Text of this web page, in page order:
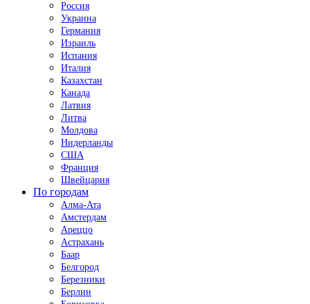
Россия
Украина
Германия
Израиль
Испания
Италия
Казахстан
Канада
Латвия
Литва
Молдова
Нидерланды
США
Франция
Швейцария
По городам
Алма-Ата
Амстердам
Ареццо
Астрахань
Баар
Белгород
Березники
Берлин